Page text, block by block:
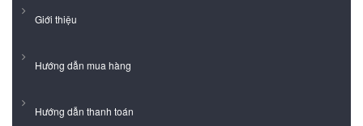
Giới thiệu
Hướng dẫn mua hàng
Hướng dẫn thanh toán